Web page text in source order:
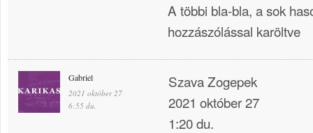
A többi bla-bla, a sok
hozzászólással karöltve
Gabriel
2021 október 27
6:55 du.
Szava Zogepek
2021 október 27
1:20 du.